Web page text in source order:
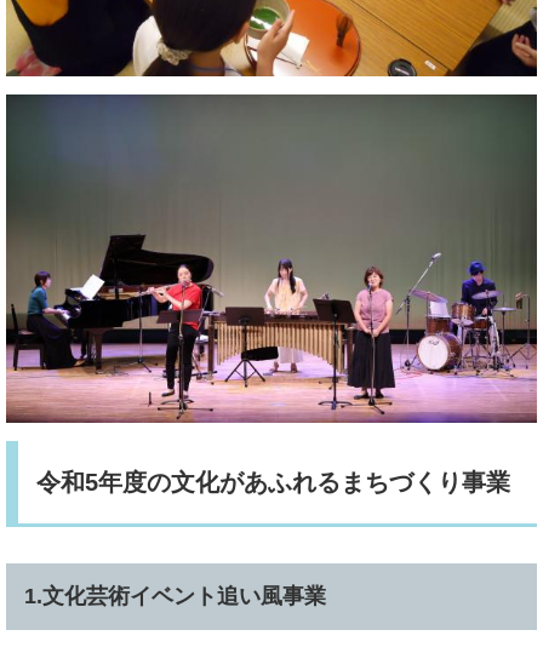
令和5年度の文化があふれるまちづくり事業
1.文化芸術イベント追い風事業